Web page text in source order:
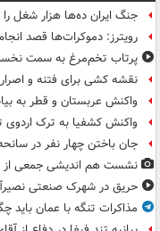
جنگ ایران ده‌ها هزار شغل را
رویترز: دموکرات‌ها قصد
پرتاب تخم‌مرغ به سمت
نقشه کشی برای فتنه و
واکنش عربستان و قطر به
واکنش کشفیا به ترک اردوی
جان باختن چهار نفر در
نشست هم اندیشی جمعی از
حریق در شهرک صنعتی
مذاکرات تنگه با عمان باید